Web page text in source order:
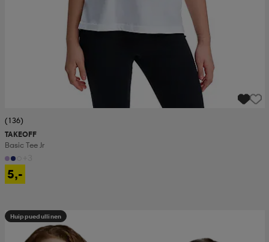
(136)
TAKEOFF
Basic Tee Jr
5,-
Huippuedullinen